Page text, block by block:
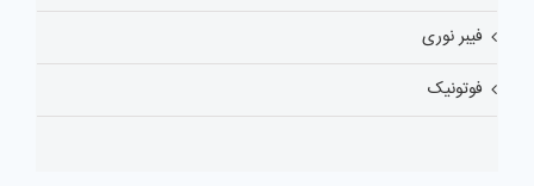
فیبر نوری
فوتونیک